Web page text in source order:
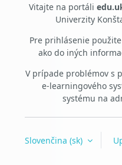
Vitajte na portáli
Univerzity
Pre prihlásenie
ako do iných
V prípade problémov s
e-learningového
systému na
Slovenčina ‎(sk)‎